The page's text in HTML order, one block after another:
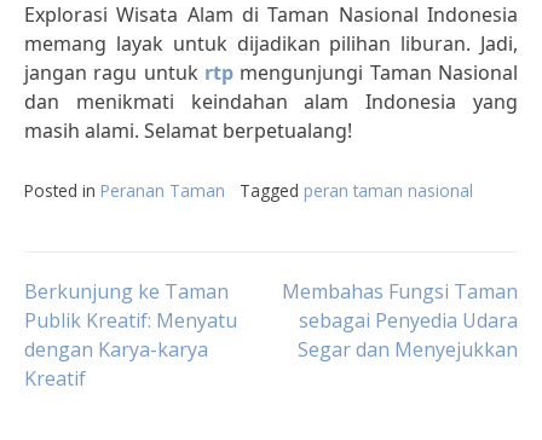
Explorasi Wisata Alam di Taman Nasional Indonesia
memang layak untuk dijadikan pilihan liburan. Jadi,
jangan ragu untuk rtp mengunjungi Taman Nasional
dan menikmati keindahan alam Indonesia yang
masih alami. Selamat berpetualang!
Posted in Peranan Taman Tagged peran taman nasional
Post
navigation
Berkunjung ke Taman
Publik Kreatif: Menyatu
dengan Karya-karya
Kreatif
Membahas Fungsi Taman
sebagai Penyedia Udara
Segar dan Menyejukkan